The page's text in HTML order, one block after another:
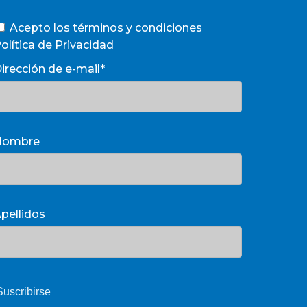
Acepto los términos y condiciones
de Privacidad
de e-mail*